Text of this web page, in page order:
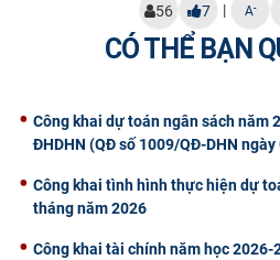
CỰU NGƯỜI HỌC
56 7 | A-
CÓ THỂ BẠN
Công khai dự toán ngân sách năm
ĐHDHN (QĐ số 1009/QĐ-DHN
Công khai tình hình thực hiện dự
tháng năm 2026
Công khai tài chính năm học 2026-